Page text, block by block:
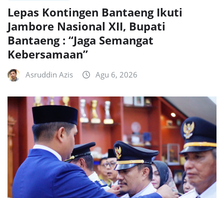
Lepas Kontingen Bantaeng Ikuti
Jambore Nasional XII, Bupati
Bantaeng : “Jaga Semangat
Kebersamaan”
Asruddin Azis Agu 6, 2026